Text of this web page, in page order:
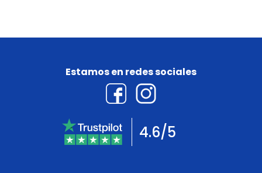
Estamos en redes sociales
4.6/5